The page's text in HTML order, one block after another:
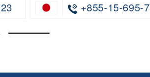
+855-15-695-